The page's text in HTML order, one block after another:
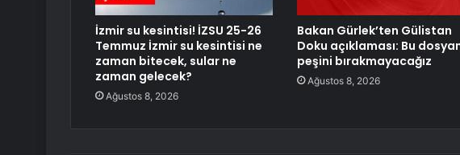
İzmir su kesintisi! İZSU 25-26
Temmuz İzmir su kesintisi ne
zaman bitecek, sular ne
zaman gelecek?
Ağustos 8, 2026
Bakan Gürlek’ten Gülistan
Doku açıklaması: Bu
peşini bırakmayacağız
Ağustos 8, 2026